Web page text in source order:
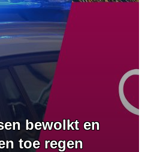
bewolkt en
toe regen